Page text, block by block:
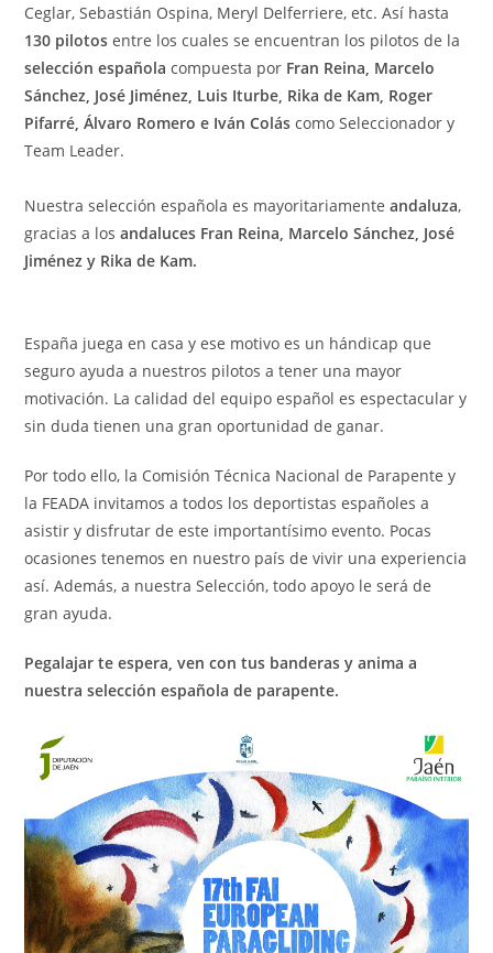
Ceglar, Sebastián Ospina, Meryl Delferriere, etc. Así hasta
130 pilotos entre los cuales se encuentran los pilotos de la
selección españolacompuesta por Fran Reina, Marcelo
Sánchez, José Jiménez, Luis Iturbe, Rika de Kam, Roger
Pifarré, Álvaro Romero e Iván Colás como Seleccionador y
Team Leader.
Nuestra selección española es mayoritariamenteandaluza,
gracias a los andaluces Fran Reina, Marcelo Sánchez, José
Jiménez y Rika de Kam.
España juega en casa y ese motivo es un hándicap que
seguro ayuda a nuestros pilotos a tener una mayor
motivación. La calidad del equipo español es espectacular y
sin duda tienen una gran oportunidad de ganar.
Por todo ello, la Comisión Técnica Nacional de Parapente y
la FEADA invitamos a todos los deportistas españoles a
asistir y disfrutar de este importantísimo evento. Pocas
ocasiones tenemos en nuestro país de vivir una experiencia
así. Además, a nuestra Selección, todo apoyo le será de
gran ayuda.
Pegalajar te espera, ven con tus banderas y anima a
nuestra selección española de parapente.